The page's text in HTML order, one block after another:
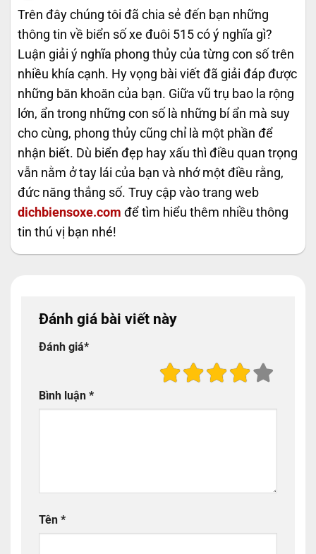
Trên đây chúng tôi đã chia sẻ đến bạn những
thông tin về biển số xe đuôi 515 có ý nghĩa gì?
Luận giải ý nghĩa phong thủy của từng con số trên
nhiều khía cạnh. Hy vọng bài viết đã giải đáp được
những băn khoăn của bạn. Giữa vũ trụ bao la rộng
lớn, ẩn trong những con số là những bí ẩn mà suy
cho cùng, phong thủy cũng chỉ là một phần để
nhận biết. Dù biển đẹp hay xấu thì điều quan trọng
vẫn nằm ở tay lái của bạn và nhớ một điều rằng,
đức năng thắng số. Truy cập vào trang web
dichbiensoxe.com để tìm hiểu thêm nhiều thông
tin thú vị bạn nhé!
Đánh giá bài viết này
Đánh giá*
Bình luận *
Tên *